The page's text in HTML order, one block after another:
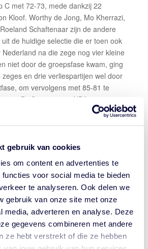
gebruik van cookies
om content en advertenties te
voor social media te bieden
te analyseren. Ook delen we
gebruik van onze site met onze
media, adverteren en analyse. Deze
gegevens combineren met andere
ze hebt verstrekt of die ze hebben
C met 72-73, mede dankzij 22
Kloof. Worthy de Jong, Mo Kherrazi,
Schaftenaar zijn de andere
de huidige selectie die er toen ook
na die zege nog vier kleine
niet door de groepsfase kwam, ging
en drie verliespartijen wel door
om vervolgens met 85-81 te
Bij Georgië was NBA-center
de grote blikvanger
HET TOT NU TOE?
de eerste fase van de WK-
zeges en twee nederlagen keurig op
groep G achter Spanje en neemt
mee naar groep L, waar
Italië, IJsland en Nederland in
drie kwalificeren zich voor de FIBA
uitgangspositie van Nederland met
rooskleurig.